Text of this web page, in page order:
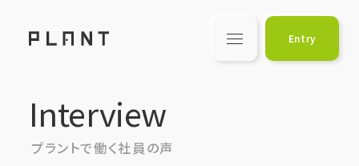
Entry
Top
リクルート トップ
Interview
Interview
プラントで働く社員の声